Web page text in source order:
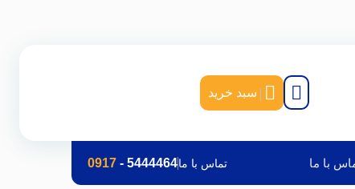
| سبد خرید
با ما تماس با ما5444464
-
0917